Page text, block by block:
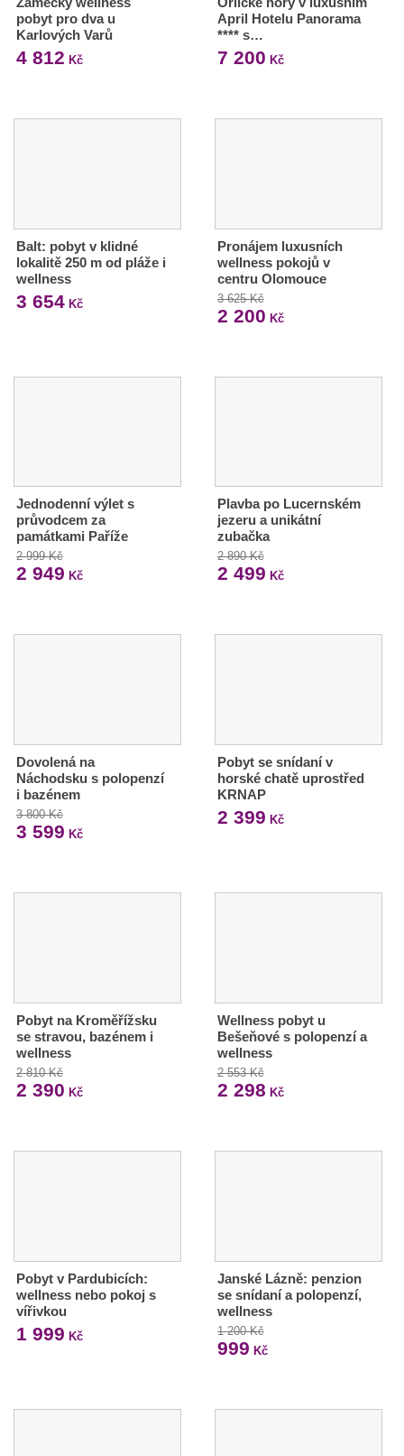
pobyt pro dva u
Karlových Varů
4 812 Kč
April Hotelu Panorama
**** s…
7 200 Kč
Balt: pobyt v klidné
lokalitě 250 m od pláže i
wellness
3 654 Kč
Pronájem luxusních
wellness pokojů v
centru Olomouce
3 625 Kč
2 200 Kč
Jednodenní výlet s
průvodcem za
památkami Paříže
2 999 Kč
2 949 Kč
Plavba po Lucernském
jezeru a unikátní
zubačka
2 890 Kč
2 499 Kč
Dovolená na
Náchodsku s polopenzí
i bazénem
3 800 Kč
3 599 Kč
Pobyt se snídaní v
horské chatě uprostřed
KRNAP
2 399 Kč
Pobyt na Kroměřížsku
se stravou, bazénem i
wellness
2 810 Kč
2 390 Kč
Wellness pobyt u
Bešeňové s polopenzí a
wellness
2 553 Kč
2 298 Kč
Pobyt v Pardubicích:
wellness nebo pokoj s
vířivkou
1 999 Kč
Janské Lázně: penzion
se snídaní a polopenzí,
wellness
1 200 Kč
999 Kč